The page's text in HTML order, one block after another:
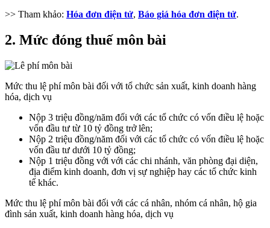
>> Tham khảo: Hóa đơn điện tử, Báo giá hóa đơn điện tử.
2. Mức đóng thuế môn bài
Mức thu lệ phí môn bài đối với tổ chức sản xuất, kinh doanh hàng
hóa, dịch vụ
Nộp 3 triệu đồng/năm đối với các tổ chức có vốn điều lệ hoặc
vốn đầu tư từ 10 tỷ đồng trở lên;
Nộp 2 triệu đồng/năm đối với các tổ chức có vốn điều lệ hoặc
vốn đầu tư dưới 10 tỷ đồng;
Nộp 1 triệu đồng với với các chi nhánh, văn phòng đại diện,
địa điểm kinh doanh, đơn vị sự nghiệp hay các tổ chức kinh
tế khác.
Mức thu lệ phí môn bài đối với các cá nhân, nhóm cá nhân, hộ gia
đình sản xuất, kinh doanh hàng hóa, dịch vụ